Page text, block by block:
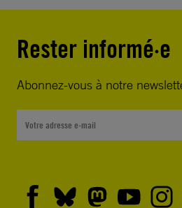
Rester informé·e
Abonnez-vous à notre